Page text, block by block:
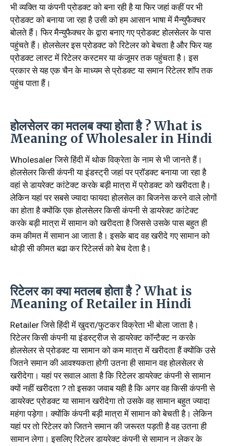
भी व्यक्ति या कंपनी प्रोडक्ट को बना रही है या फिर जहां कहीं पर भी
प्रोडक्ट को बनाया जा रहा है उसी को हम आसान भाषा में मैन्युफैक्चर
बोलते हैं। फिर मैन्युफैक्चर के द्वारा बनाए गए प्रोडक्ट होलसेलर के पास
पहुंचते हैं। होलसेलर इस प्रोडक्ट को रिटेलर को बेचता है और फिर यह
प्रोडक्ट लास्ट में रिटेलर कस्टमर या कंजूमर तक पहुंचता है। इस
प्रकार से यह एक चैन के माध्यम से प्रोडक्ट या समान रिटेलर शॉप तक
पहुंच पाता हैं।
होलसेलर का मतलब क्या होता है ? What is
Meaning of Wholesaler in Hindi
Wholesaler जिसे हिंदी में थोक विक्रेता के नाम से भी जानते हैं।
होलसेलर किसी कंपनी या इंडस्ट्री जहां पर प्रॉडक्ट बनाया जा रहा है
वहां से डायरेक्ट कांटेक्ट करके बड़ी मात्रा में प्रोडक्ट को खरीदता है।
लेकिन यहां पर सबसे ज्यादा फायदा होलसेल का बिजनेस करने वाले लोगों
का होता है क्योंकि एक होलसेलर किसी कंपनी से डायरेक्ट कांटेक्ट
करके बड़ी मात्रा में सामान को खरीदता है जिससे उसके पास बहुत ही
कम कीमत में सामान आ जाता है। इसके बाद वह खरीदे गए सामान को
थोड़ी सी कीमत बढा कर रिटेलर्स को बेच देता है।
रिटेलर का क्या मतलब होता है ? What is
Meaning of Retailer in Hindi
Retailer जिसे हिंदी में खुदरा/फुटकर विक्रेता भी बोला जाता है।
रिटेलर किसी कंपनी या इंडस्ट्रीज से डायरेक्ट कॉन्टैक्ट न करके
होलसेलर से प्रोडक्ट या सामान को कम मात्रा में खरीदता हैं क्योंकि उसे
जितने समान की आवश्यकता होगी उतना ही सामान वह होलसेलर से
खरीदेगा। यहां पर सवाल आता है कि रिटेलर डायरेक्ट कंपनी से सामान
क्यों नहीं खरीदता ? तो इसका जवाब यही है कि अगर वह किसी कंपनी से
डायरेक्ट प्रोडक्ट या सामान खरीदेगा तो उसके वह सामान बहुत ज्यादा
महंगा पड़ेगा। क्योंकि कंपनी बड़ी मात्रा में सामान को बेचती है। लेकिन
यहां पर तो रिटेलर को जितने समान की जरूरत पड़ती है वह उतना ही
सामान लेगा। इसलिए रिटेलर डायरेक्ट कंपनी से सामान न लेकर के